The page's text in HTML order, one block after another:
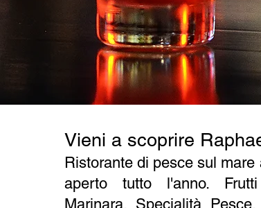
Vieni a scoprire
Ristorante di pesce sul
aperto tutto l'anno.
Marinara, Specialità Pesce.